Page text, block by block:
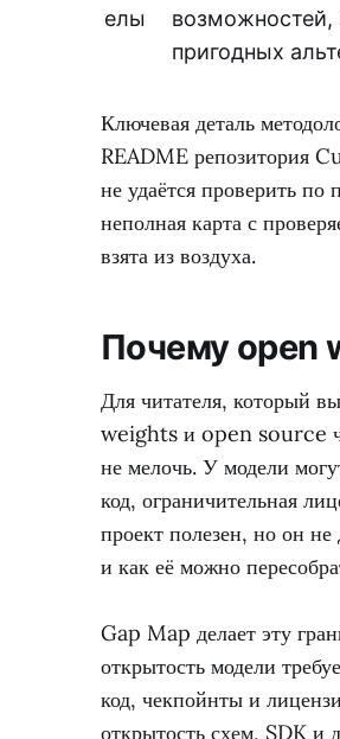
елы
возможностей,
пригодных
Ключевая деталь
README репозитория
не удаётся проверить
неполная карта с
взята из воздуха.
Почему open
Для читателя, который
weights и open source
не мелочь. У модели
код, ограничительная
проект полезен, но он не
и как её можно
Gap Map делает эту
открытость модели
код, чекпойнты и
открытость схем, SDK и